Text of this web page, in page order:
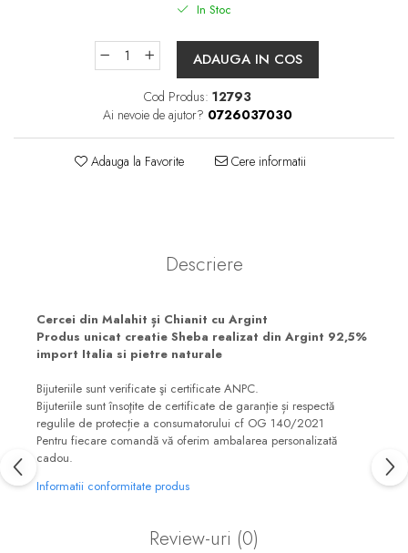
In Stoc
ADAUGA IN COS
Cod Produs: 12793
Ai nevoie de ajutor? 0726037030
Adauga la Favorite Cere informatii
Descriere
Cercei din Malahit și Chianit cu Argint
Produs unicat creatie Sheba realizat din Argint 92,5%
import Italia si pietre naturale
Bijuteriile sunt verificate şi certificate ANPC.
Bijuteriile sunt însoţite de certificate de garanţie și respectă
regulile de protecție a consumatorului cf OG 140/2021
Pentru fiecare comandă vă oferim ambalarea personalizată
cadou.
Informatii conformitate produs
Review-uri (0)